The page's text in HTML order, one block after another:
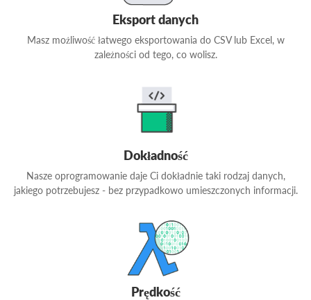
Eksport danych
Masz możliwość łatwego eksportowania do CSV lub Excel, w
zależności od tego, co wolisz.
Dokładność
Nasze oprogramowanie daje Ci dokładnie taki rodzaj danych,
jakiego potrzebujesz - bez przypadkowo umieszczonych informacji.
Prędkość